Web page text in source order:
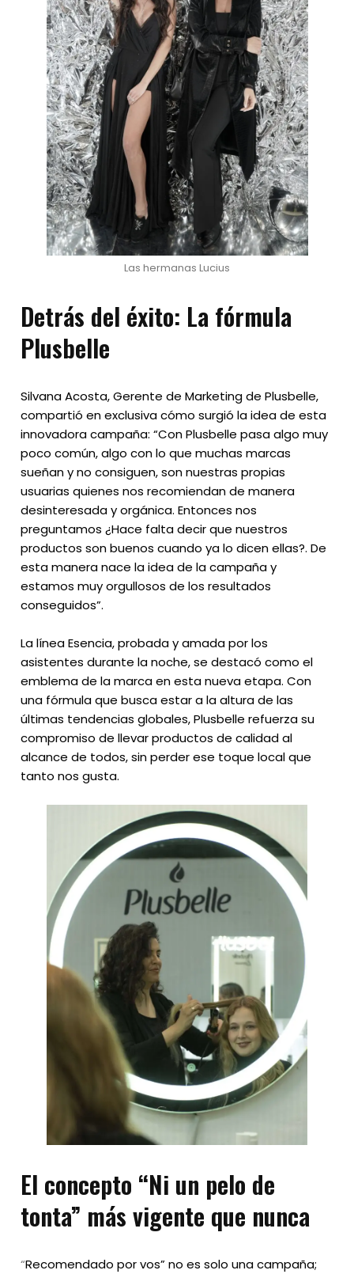
Las hermanas Lucius
Detrás del éxito: La fórmula
Plusbelle
Silvana Acosta, Gerente de Marketing de Plusbelle,
compartió en exclusiva cómo surgió la idea de esta
innovadora campaña: “Con Plusbelle pasa algo muy
poco común, algo con lo que muchas marcas
sueñan y no consiguen, son nuestras propias
usuarias quienes nos recomiendan de manera
desinteresada y orgánica. Entonces nos
preguntamos ¿Hace falta decir que nuestros
productos son buenos cuando ya lo dicen ellas?. De
esta manera nace la idea de la campaña y
estamos muy orgullosos de los resultados
conseguidos”.
La línea Esencia, probada y amada por los
asistentes durante la noche, se destacó como el
emblema de la marca en esta nueva etapa. Con
una fórmula que busca estar a la altura de las
últimas tendencias globales, Plusbelle refuerza su
compromiso de llevar productos de calidad al
alcance de todos, sin perder ese toque local que
tanto nos gusta.
El concepto “Ni un pelo de
tonta” más vigente que nunca
“Recomendado por vos” no es solo una campaña;